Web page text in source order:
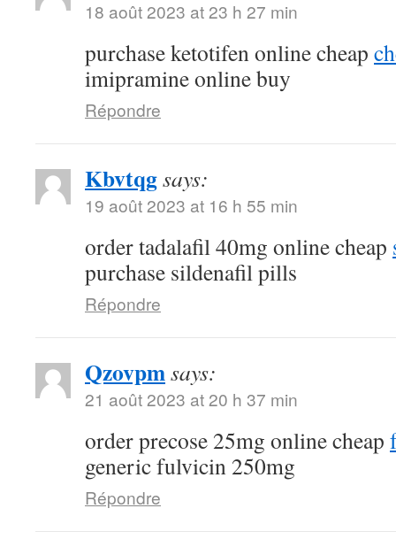
18 août 2023 at 23 h 27 min
purchase ketotifen online cheap
imipramine online buy
Répondre
Kbvtqgsays:
19 août 2023 at 16 h 55 min
order tadalafil 40mg online cheap
purchase sildenafil pills
Répondre
Qzovpmsays:
21 août 2023 at 20 h 37 min
order precose 25mg online cheap
generic fulvicin 250mg
Répondre